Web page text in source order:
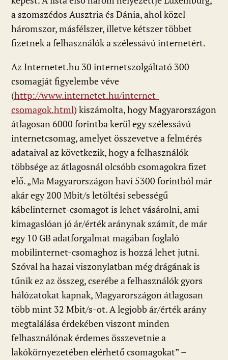
a szomszédos Ausztria és Dánia, ahol közel
háromszor, másfélszer, illetve kétszer többet
fizetnek a felhasználók a szélessávú internetért.
Az Internetet.hu 30 internetszolgáltató 300
csomagját figyelembe véve
(http://www.internetet.hu/internet-
csomagok.html) kiszámolta, hogy Magyarországon
átlagosan 6000 forintba kerül egy szélessávú
internetcsomag, amelyet összevetve a felmérés
adataival az következik, hogy a felhasználók
többsége az átlagosnál olcsóbb csomagokra fizet
elő. „Ma Magyarországon havi 5300 forintból már
akár egy 200 Mbit/s letöltési sebességű
kábelinternet-csomagot is lehet vásárolni, ami
kimagaslóan jó ár/érték aránynak számít, de már
egy 10 GB adatforgalmat magában foglaló
mobilinternet-csomaghoz is hozzá lehet jutni.
Szóval ha hazai viszonylatban még drágának is
tűnik ez az összeg, cserébe a felhasználók gyors
hálózatokat kapnak, Magyarországon átlagosan
több mint 32 Mbit/s-ot. A legjobb ár/érték arány
megtalálása érdekében viszont minden
felhasználónak érdemes összevetnie a
lakókörnyezetében elérhető csomagokat” –